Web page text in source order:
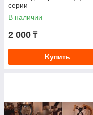
серии
В наличии
2 000 ₸
Купить